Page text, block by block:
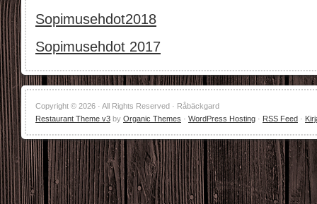
Sopimusehdot2018
Sopimusehdot 2017
Copyright © 2026 · All Rights Reserved · Råbäckgard
Restaurant Theme v3 by Organic Themes · WordPress Hosting · RSS Feed ·